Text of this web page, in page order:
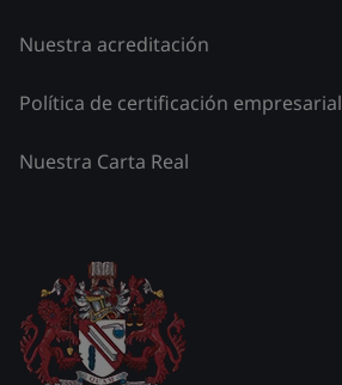
Nuestra acreditación
Política de certificación empresarial
Nuestra Carta Real